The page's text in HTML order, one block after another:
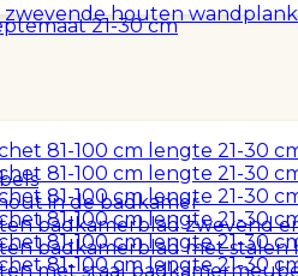
zwevende houten
in de badkamer
badkamerblad zwevend
badkamerblad met stalen
met staal
21-30 cm